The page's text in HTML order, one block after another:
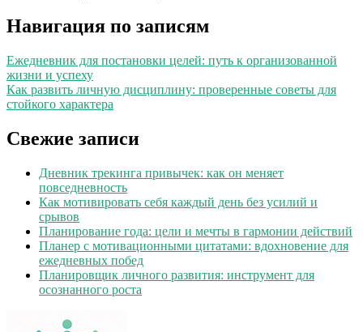
Навигация по записям
Ежедневник для постановки целей: путь к организованной
жизни и успеху
Как развить личную дисциплину: проверенные советы для
стойкого характера
Свежие записи
Дневник трекинга привычек: как он меняет
повседневность
Как мотивировать себя каждый день без усилий и
срывов
Планирование года: цели и мечты в гармонии действий
Планер с мотивационными цитатами: вдохновение для
ежедневных побед
Планировщик личного развития: инструмент для
осознанного роста